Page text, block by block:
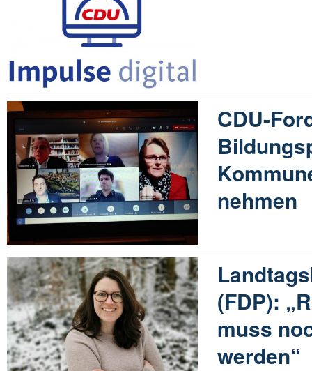
CDU-
nehmen
(FDP):
muss
werden“